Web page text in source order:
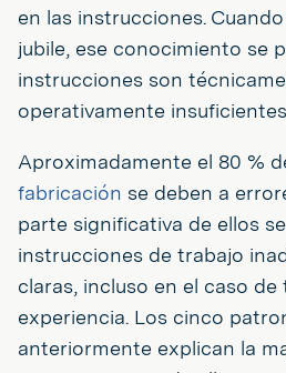
en las instrucciones.
jubile, ese conocimiento se
instrucciones son
operativamente
Aproximadamente el 80 %
fabricación se deben a
parte significativa de ellos
instrucciones de trabajo
claras, incluso en el caso
experiencia. Los cinco
anteriormente explican la